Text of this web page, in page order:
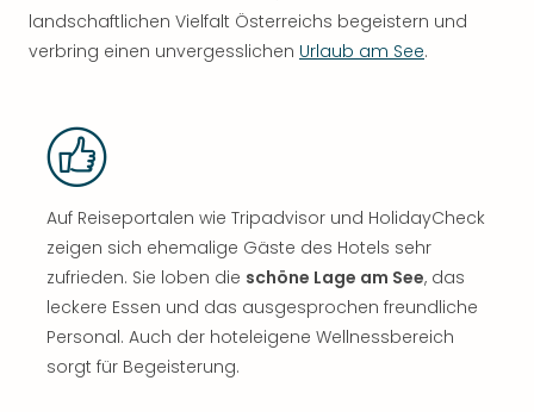
landschaftlichen Vielfalt Österreichs begeistern und
verbring einen unvergesslichen Urlaub am See.
Auf Reiseportalen wie Tripadvisor und HolidayCheck
zeigen sich ehemalige Gäste des Hotels sehr
zufrieden. Sie loben die schöne Lage am See, das
leckere Essen und das ausgesprochen freundliche
Personal. Auch der hoteleigene Wellnessbereich
sorgt für Begeisterung.